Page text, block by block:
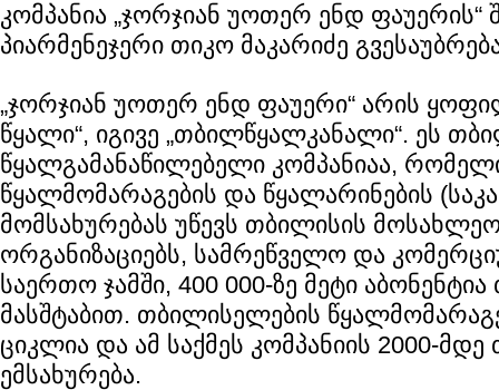
კომპანია „ჯორჯიან უოთერ ენდ ფაუერის“
პიარმენეჯერი თიკო მაკარიძე
„ჯორჯიან უოთერ ენდ ფაუერი“ არის
წყალი“, იგივე „თბილწყალკანალი“. ეს
წყალგამანაწილებელი კომპანიაა,
წყალმომარაგების და წყალარინების
მომსახურებას უწევს თბილისის
ორგანიზაციებს, სამრეწველო და
საერთო ჯამში, 400 000-ზე მეტი
მასშტაბით. თბილისელების
ციკლია და ამ საქმეს კომპანიის 2000-
ემსახურება.